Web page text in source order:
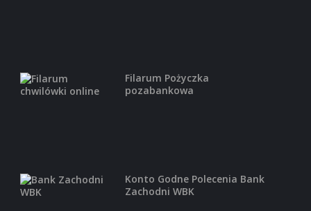
Szybka Pożyczka bez wychodzenia z
Filarum Pożyczka
pozabankowa
Konto Godne Polecenia Bank
Zachodni WBK